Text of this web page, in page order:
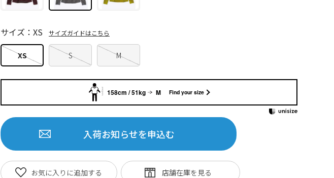
XS S M
サイズ：XS サイズガイドはこちら
入荷お知らせを申込む
お気に入りに追加する
158cm / 51kg M Find your size